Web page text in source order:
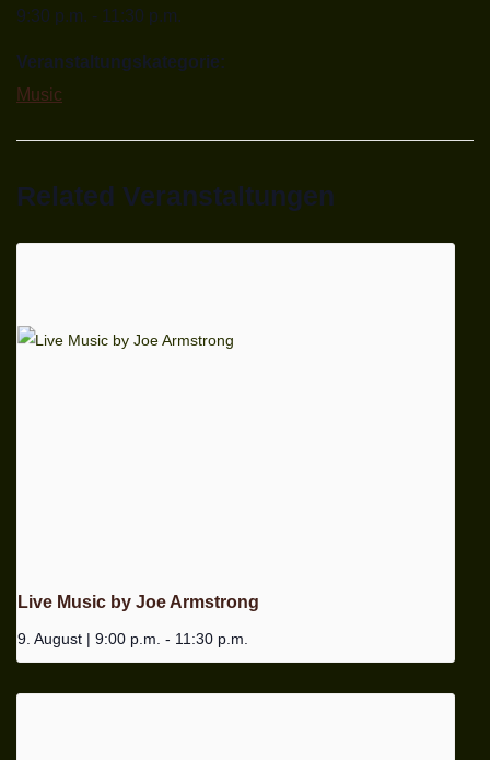
9:30 p.m. - 11:30 p.m.
Veranstaltungskategorie:
Music
Related Veranstaltungen
Live Music by Joe Armstrong
9. August | 9:00 p.m. - 11:30 p.m.